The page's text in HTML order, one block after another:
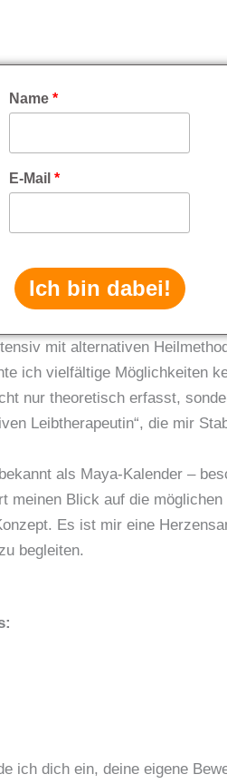
Name *
E-Mail *
Ich bin dabei!
mit alternativen
ich vielfältige Möglichkeiten
nur theoretisch erfasst,
Leibtherapeutin“, die mir
als Maya-Kalender –
Blick auf die
Es ist mir eine
begleiten.
dich ein, deine eigene